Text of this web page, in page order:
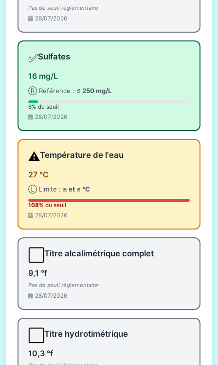
Pas de seuil réglementaire
28/07/2026
✅Sulfates
16 mg/L
Ⓡ Référence : ≤ 250 mg/L
6% du seuil
28/07/2026
⚠️Température de l'eau
27 °C
Ⓛ Limite : ≥ et ≤ °C
108% du seuil
28/07/2026
Titre alcalimétrique complet
9,1 °f
Pas de seuil réglementaire
28/07/2026
Titre hydrotimétrique
10,3 °f